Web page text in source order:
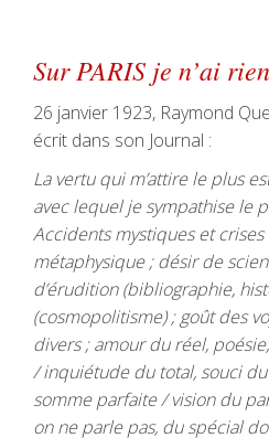
Sur PARIS je n’ai
26 janvier 1923, Raymond
écrit dans son Journal :
La vertu qui m’attire le plus
avec lequel je sympathise le
Accidents mystiques et
métaphysique ; désir de
d’érudition (bibliographie,
(cosmopolitisme) ; goût des
divers ; amour du réel,
/ inquiétude du total, souci
somme parfaite / vision du
on ne parle pas, du spécial